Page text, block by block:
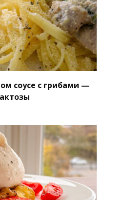
соусе с грибами —